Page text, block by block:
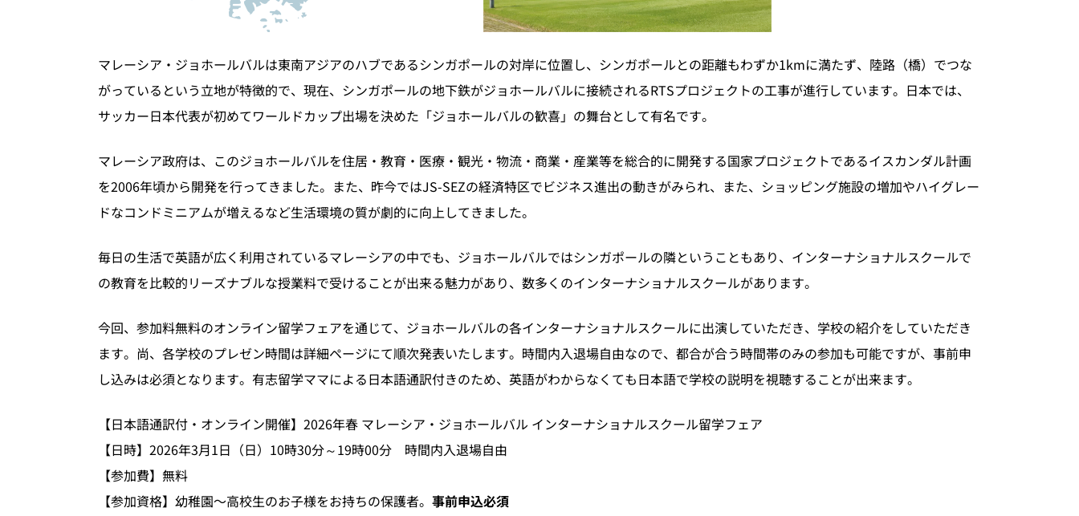
マレーシア・ジョホールバルは東南アジアのハブであるシンガポールの対岸に位置し、シンガポールとの距離もわずか1kmに満たず、陸路（橋）でつな
がっているという立地が特徴的で、現在、シンガポールの地下鉄がジョホールバルに接続されるRTSプロジェクトの工事が進行しています。日本では、
サッカー日本代表が初めてワールドカップ出場を決めた「ジョホールバルの歓喜」の舞台として有名です。
マレーシア政府は、このジョホールバルを住居・教育・医療・観光・物流・商業・産業等を総合的に開発する国家プロジェクトであるイスカンダル計画
を2006年頃から開発を行ってきました。また、昨今ではJS-SEZの経済特区でビジネス進出の動きがみられ、また、ショッピング施設の増加やハイグレー
ドなコンドミニアムが増えるなど生活環境の質が劇的に向上してきました。
毎日の生活で英語が広く利用されているマレーシアの中でも、ジョホールバルではシンガポールの隣ということもあり、インターナショナルスクールで
の教育を比較的リーズナブルな授業料で受けることが出来る魅力があり、数多くのインターナショナルスクールがあります。
今回、参加料無料のオンライン留学フェアを通じて、ジョホールバルの各インターナショナルスクールに出演していただき、学校の紹介をしていただき
ます。尚、各学校のプレゼン時間は詳細ページにて順次発表いたします。時間内入退場自由なので、都合が合う時間帯のみの参加も可能ですが、事前申
し込みは必須となります。有志留学ママによる日本語通訳付きのため、英語がわからなくても日本語で学校の説明を視聴することが出来ます。
【日本語通訳付・オンライン開催】2026年春 マレーシア・ジョホールバル インターナショナルスクール留学フェア
【日時】2026年3月1日（日）10時30分～19時00分 時間内入退場自由
【参加費】無料
【参加資格】幼稚園〜高校生のお子様をお持ちの保護者。 事前申込必須